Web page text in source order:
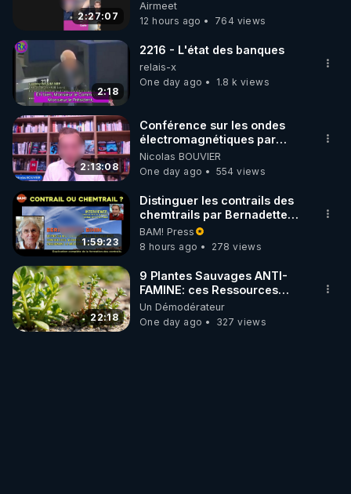
de bien-être ENVOL :
Rendez-vous sur
https://www.envol.app/code
le code : REGENERE
2:27:07
Airmeet
12 hours ago
764 views
2:18
2216 - L'état des banques
relais-x
One day ago
1.8 k views
2:13:08
Conférence sur les ondes
électromagnétiques par
Grégoire Caustru et Bart de
Wever !
Nicolas BOUVIER
One day ago
554 views
1:59:23
Distinguer les contrails des
chemtrails par Bernadette
Bihin
BAM! Press
8 hours ago
278 views
22:18
9 Plantes Sauvages ANTI-
FAMINE: ces Ressources
JARDIN&des Haies
Un Démodérateur
One day ago
327 views